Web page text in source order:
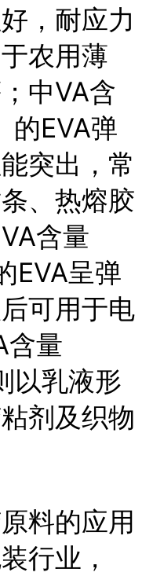
，耐应力
农用薄
中VA含
的EVA弹
突出，常
、热熔胶
含量
EVA呈弹
可用于电
含量
以乳液形
剂及织物
料的应用
行业，